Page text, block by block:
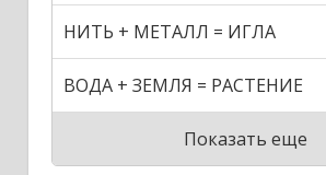
НИТЬ + МЕТАЛЛ = ИГЛА
ВОДА + ЗЕМЛЯ = РАСТЕНИЕ
Показать еще